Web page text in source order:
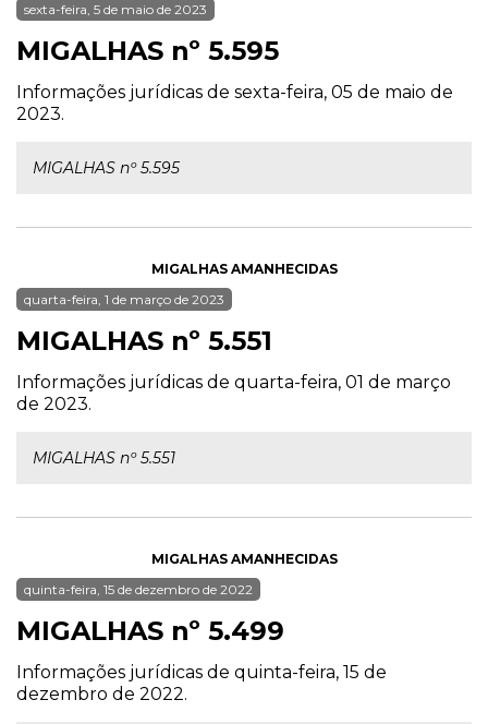
sexta-feira, 5 de maio de 2023
MIGALHAS nº 5.595
Informações jurídicas de sexta-feira, 05 de maio de
2023.
MIGALHAS nº 5.595
MIGALHAS AMANHECIDAS
quarta-feira, 1 de março de 2023
MIGALHAS nº 5.551
Informações jurídicas de quarta-feira, 01 de março
de 2023.
MIGALHAS nº 5.551
MIGALHAS AMANHECIDAS
quinta-feira, 15 de dezembro de 2022
MIGALHAS nº 5.499
Informações jurídicas de quinta-feira, 15 de
dezembro de 2022.